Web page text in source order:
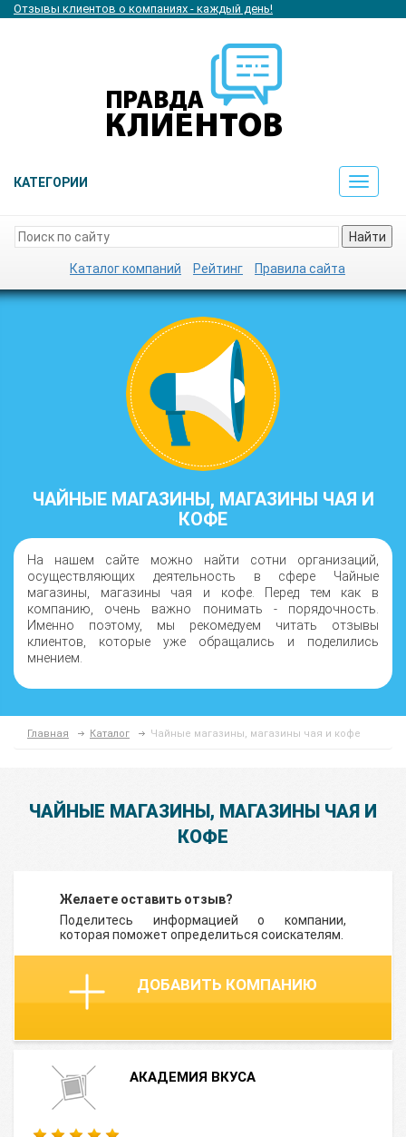
Отзывы клиентов о компаниях - каждый день!
КАТЕГОРИИ
Toggle
Найти
Каталог компаний Рейтинг Правила сайта
ЧАЙНЫЕ МАГАЗИНЫ, МАГАЗИНЫ ЧАЯ И
КОФЕ
На нашем сайте можно найти сотни организаций,
осуществляющих деятельность в сфере Чайные
магазины, магазины чая и кофе. Перед тем как в
компанию, очень важно понимать - порядочность.
Именно поэтому, мы рекомедуем читать отзывы
клиентов, которые уже обращались и поделились
мнением.
Главная Каталог Чайные магазины, магазины чая и кофе
ЧАЙНЫЕ МАГАЗИНЫ, МАГАЗИНЫ ЧАЯ И
КОФЕ
Желаете оставить отзыв?
Поделитесь информацией о компании,
которая поможет определиться соискателям.
ДОБАВИТЬ КОМПАНИЮ
АКАДЕМИЯ ВКУСА